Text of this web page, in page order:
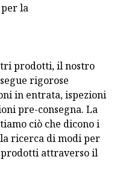
la
prodotti, il nostro
rigorose
in entrata, ispezioni
pre-consegna. La
ciò che dicono i
ricerca di modi per
attraverso il